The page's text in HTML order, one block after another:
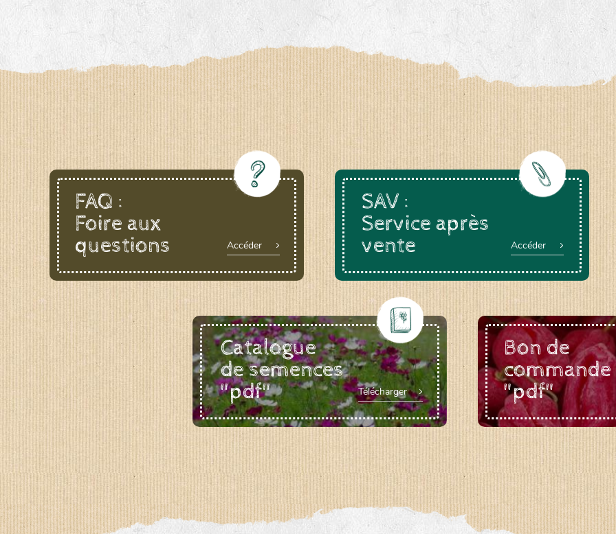
www.laboiteagraines.com
L’AUBEPIN (PDO)
www.aubepin.fr
LE BIAU GERME (LBG)
www.biaugerme.com
SATIVA RHEINAU (SAD)
www.sativa-rheinau.ch
SEMAILLES (SEM)
www.semaille.com
FAQ :
Foire aux
questions
Accéder
SAV :
Service après
vente
Accéder
Catalogue
de semences
"pdf"
Télécharger
Bon de
commande
"pdf"